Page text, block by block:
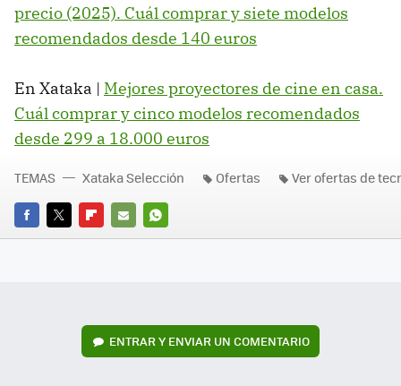
precio (2025). Cuál comprar y siete modelos
recomendados desde 140 euros
En Xataka | Mejores proyectores de cine en casa.
Cuál comprar y cinco modelos recomendados
desde 299 a 18.000 euros
FACEBOOK
TWITTERFLIPBOARD
E-
WHATSAPP
TEMAS Xataka Selección Ofertas Ver ofertas de
ENTRAR Y ENVIAR UN COMENTARIO